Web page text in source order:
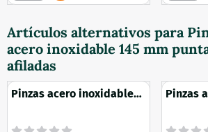
Artículos alternativos para
acero inoxidable 145 mm
afiladas
Pinzas acero inoxidable
Pinzas